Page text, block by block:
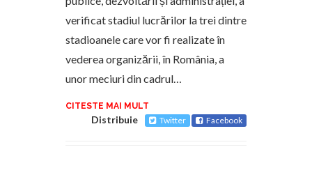
verificat stadiul lucrărilor la trei dintre
stadioanele care vor fi realizate în
vederea organizării, în România, a
unor meciuri din cadrul…
CITESTE MAI MULT
Distribuie Twitter Facebook